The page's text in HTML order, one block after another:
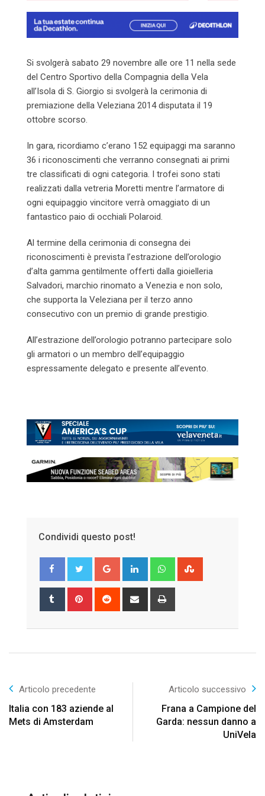
Si svolgerà sabato 29 novembre alle ore 11 nella sede
del Centro Sportivo della Compagnia della Vela
all’Isola di S. Giorgio si svolgerà la cerimonia di
premiazione della Veleziana 2014 disputata il 19
ottobre scorso.
In gara, ricordiamo c’erano 152 equipaggi ma saranno
36 i riconoscimenti che verranno consegnati ai primi
tre classificati di ogni categoria. I trofei sono stati
realizzati dalla vetreria Moretti mentre l’armatore di
ogni equipaggio vincitore verrà omaggiato di un
fantastico paio di occhiali Polaroid.
Al termine della cerimonia di consegna dei
riconoscimenti è prevista l’estrazione dell’orologio
d’alta gamma gentilmente offerti dalla gioielleria
Salvadori, marchio rinomato a Venezia e non solo,
che supporta la Veleziana per il terzo anno
consecutivo con un premio di grande prestigio.
All’estrazione dell’orologio potranno partecipare solo
gli armatori o un membro dell’equipaggio
espressamente delegato e presente all’evento.
Condividi questo post!
Google+ LinkedIn Whatsapp
Tumblr Pinterest Reddit
Share
Articolo precedente
Italia con 183 aziende al
Mets di Amsterdam
Articolo successivo
Frana a Campione del
Garda: nessun danno a
UniVela